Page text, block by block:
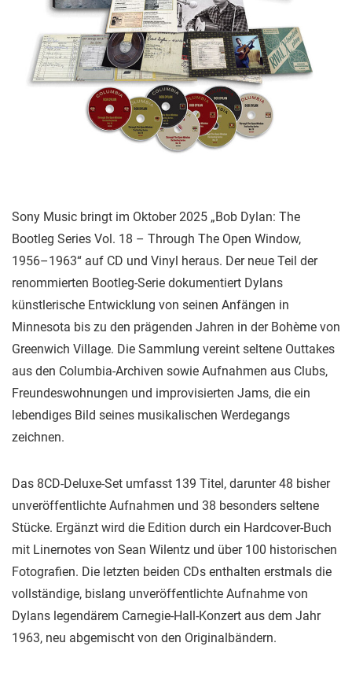
Sony Music bringt im Oktober 2025 „Bob Dylan: The
Bootleg Series Vol. 18 – Through The Open Window,
1956–1963“ auf CD und Vinyl heraus. Der neue Teil der
renommierten Bootleg-Serie dokumentiert Dylans
künstlerische Entwicklung von seinen Anfängen in
Minnesota bis zu den prägenden Jahren in der Bohème von
Greenwich Village. Die Sammlung vereint seltene Outtakes
aus den Columbia-Archiven sowie Aufnahmen aus Clubs,
Freundeswohnungen und improvisierten Jams, die ein
lebendiges Bild seines musikalischen Werdegangs
zeichnen.
Das 8CD-Deluxe-Set umfasst 139 Titel, darunter 48 bisher
unveröffentlichte Aufnahmen und 38 besonders seltene
Stücke. Ergänzt wird die Edition durch ein Hardcover-Buch
mit Linernotes von Sean Wilentz und über 100 historischen
Fotografien. Die letzten beiden CDs enthalten erstmals die
vollständige, bislang unveröffentlichte Aufnahme von
Dylans legendärem Carnegie-Hall-Konzert aus dem Jahr
1963, neu abgemischt von den Originalbändern.